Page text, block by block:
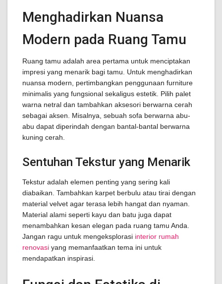
Menghadirkan Nuansa
Modern pada Ruang Tamu
Ruang tamu adalah area pertama untuk menciptakan
impresi yang menarik bagi tamu. Untuk menghadirkan
nuansa modern, pertimbangkan penggunaan furniture
minimalis yang fungsional sekaligus estetik. Pilih palet
warna netral dan tambahkan aksesori berwarna cerah
sebagai aksen. Misalnya, sebuah sofa berwarna abu-
abu dapat diperindah dengan bantal-bantal berwarna
kuning cerah.
Sentuhan Tekstur yang Menarik
Tekstur adalah elemen penting yang sering kali
diabaikan. Tambahkan karpet berbulu atau tirai dengan
material velvet agar terasa lebih hangat dan nyaman.
Material alami seperti kayu dan batu juga dapat
menambahkan kesan elegan pada ruang tamu Anda.
Jangan ragu untuk mengeksplorasi interior rumah
renovasi yang memanfaatkan tema ini untuk
mendapatkan inspirasi.